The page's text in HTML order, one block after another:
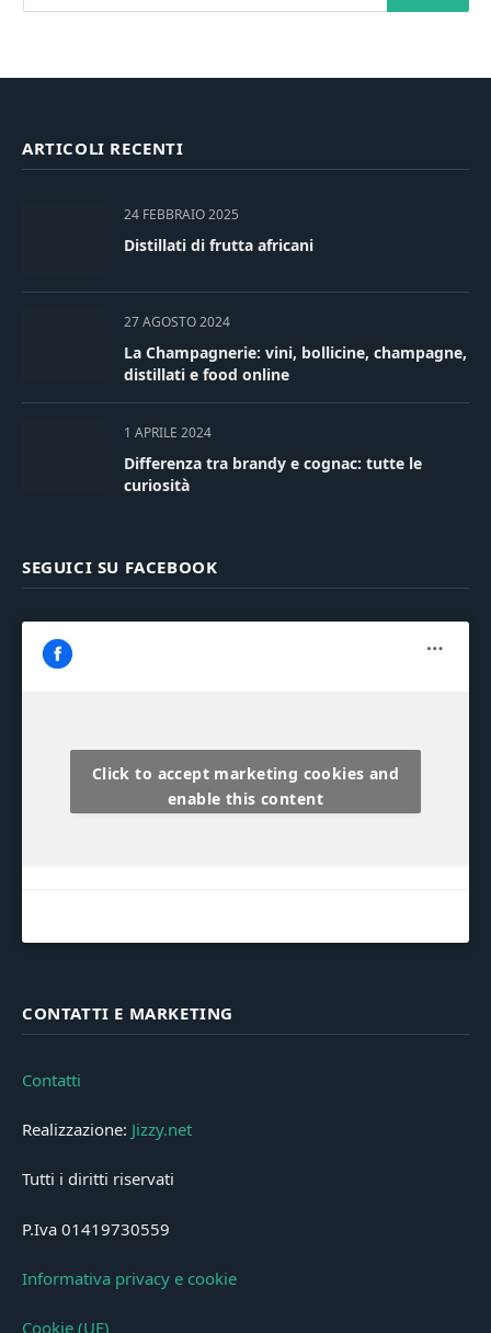
ARTICOLI RECENTI
24 FEBBRAIO 2025
Distillati di frutta africani
27 AGOSTO 2024
La Champagnerie: vini, bollicine, champagne,
distillati e food online
1 APRILE 2024
Differenza tra brandy e cognac: tutte le
curiosità
SEGUICI SU FACEBOOK
Click to accept marketing cookies and
enable this content
CONTATTI E MARKETING
Contatti
Realizzazione: Jizzy.net
Tutti i diritti riservati
P.Iva 01419730559
Informativa privacy e cookie
Cookie (UE)